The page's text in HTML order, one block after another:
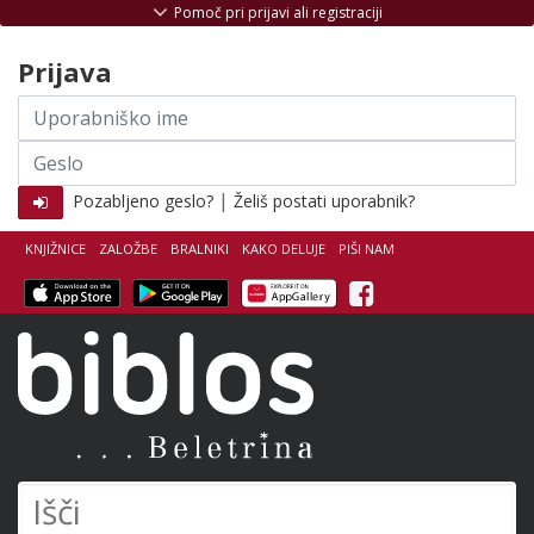
KNJIŽNICE ZALOŽBE BRALNIKI KAKO DELUJE PIŠI NAM
Facebook
Pomoč pri prijavi ali registraciji
Prijava
Uporabniško
ime
Geslo
Pozabljeno geslo? | Želiš postati uporabnik?